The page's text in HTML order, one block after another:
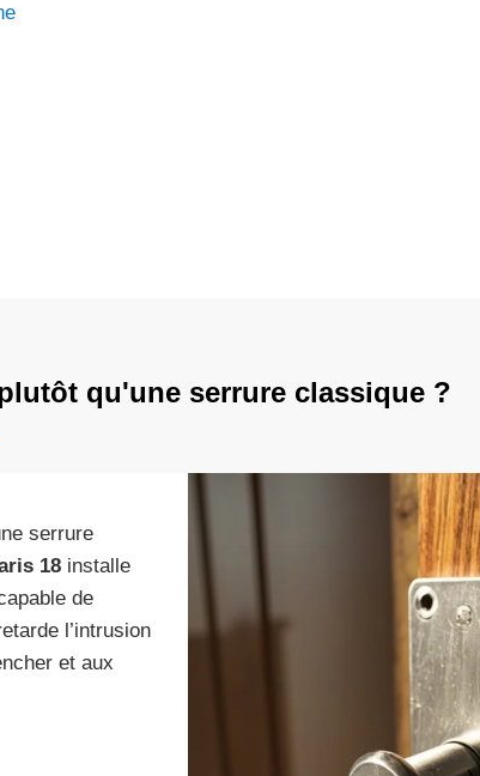
qu'une serrure classique ?
serrure
18 installe
de
l’intrusion
et aux